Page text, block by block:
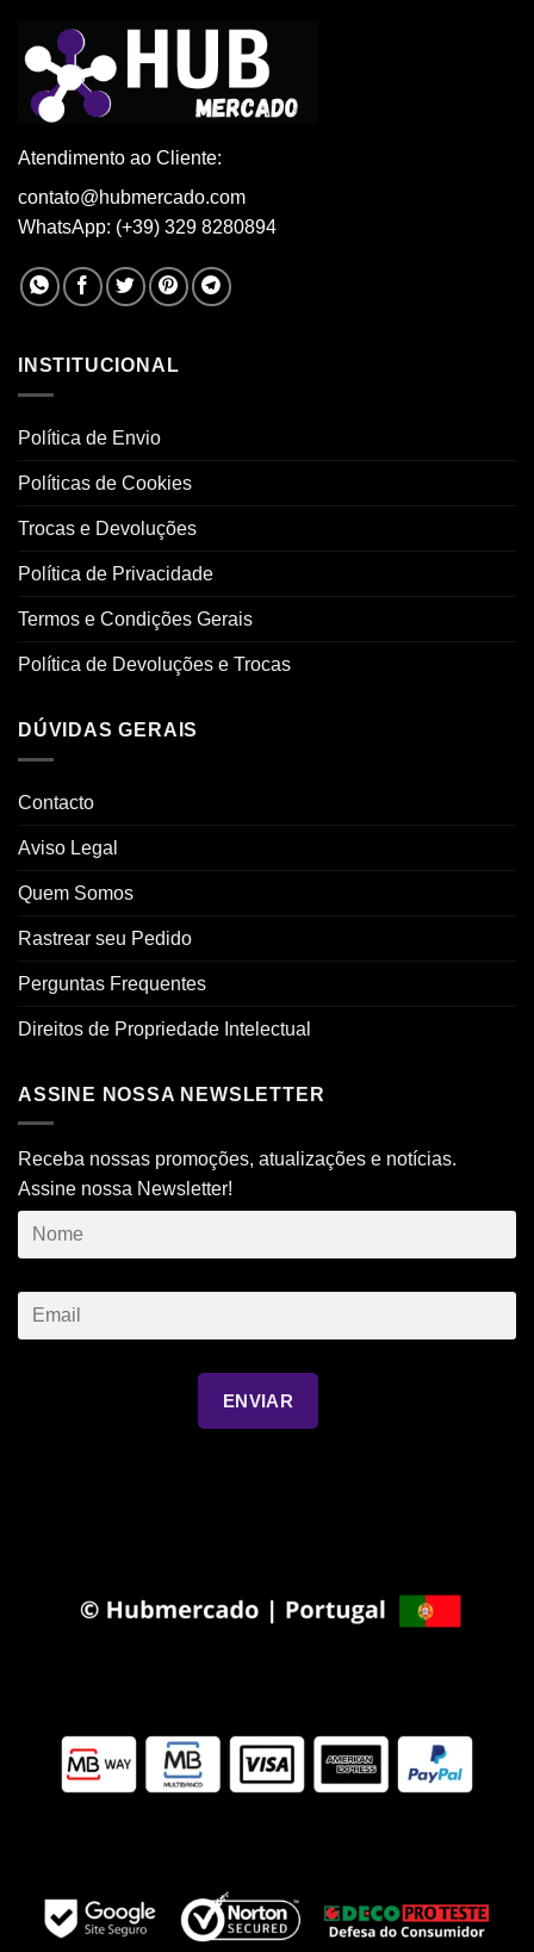
Atendimento ao Cliente:
contato@hubmercado.com
WhatsApp: (+39) 329 8280894
INSTITUCIONAL
Política de Envio
Políticas de Cookies
Trocas e Devoluções
Política de Privacidade
Termos e Condições Gerais
Política de Devoluções e Trocas
DÚVIDAS GERAIS
Contacto
Aviso Legal
Quem Somos
Rastrear seu Pedido
Perguntas Frequentes
Direitos de Propriedade Intelectual
ASSINE NOSSA NEWSLETTER
Receba nossas promoções, atualizações e notícias.
Assine nossa Newsletter!
ENVIAR